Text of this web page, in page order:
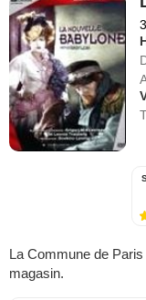
La Commune de
magasin.